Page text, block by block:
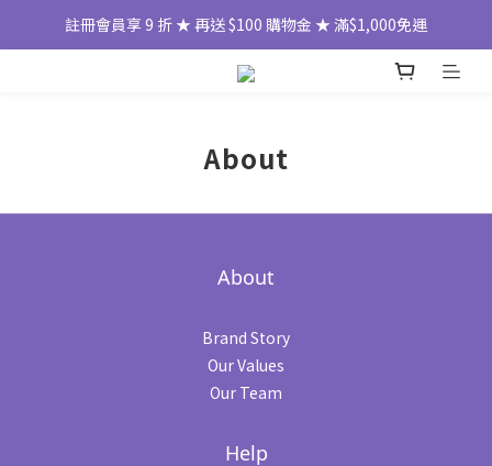
註冊會員享 9 折 ★ 再送 $100 購物金 ★ 滿$1,000免運
About
About
Brand Story
Our Values
Our Team
Help